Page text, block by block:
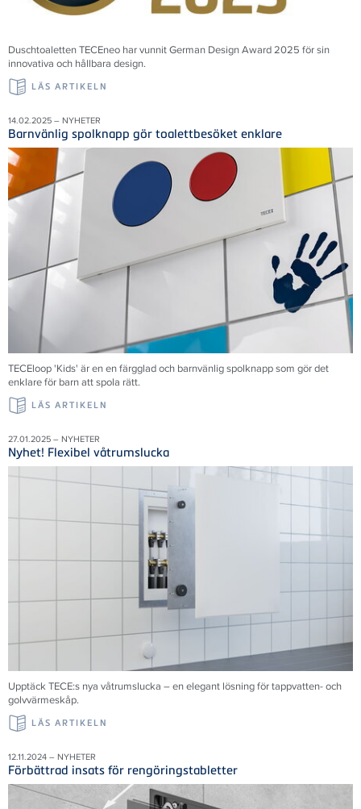
Duschtoaletten TECEneo har vunnit German Design Award 2025 för sin
innovativa och hållbara design.
LÄS ARTIKELN
14.02.2025 – NYHETER
Barnvänlig spolknapp gör toalettbesöket enklare
TECEloop 'Kids' är en en färgglad och barnvänlig spolknapp som gör det
enklare för barn att spola rätt.
LÄS ARTIKELN
27.01.2025 – NYHETER
Nyhet! Flexibel våtrumslucka
Upptäck TECE:s nya våtrumslucka – en elegant lösning för tappvatten- och
golvvärmeskåp.
LÄS ARTIKELN
12.11.2024 – NYHETER
Förbättrad insats för rengöringstabletter